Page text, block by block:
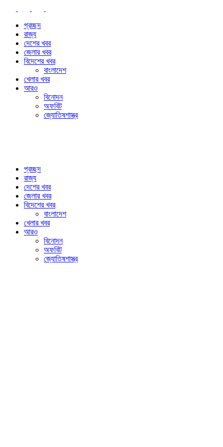
প্রচ্ছদ
রাজ্য
দেশের খবর
জেলার খবর
বিদেশের খবর
বাংলাদেশ
খেলার খবর
আরও
বিনোদন
অফবিট
জ্যোতিষশাস্ত্র
প্রচ্ছদ
রাজ্য
দেশের খবর
জেলার খবর
বিদেশের খবর
বাংলাদেশ
খেলার খবর
আরও
বিনোদন
অফবিট
জ্যোতিষশাস্ত্র